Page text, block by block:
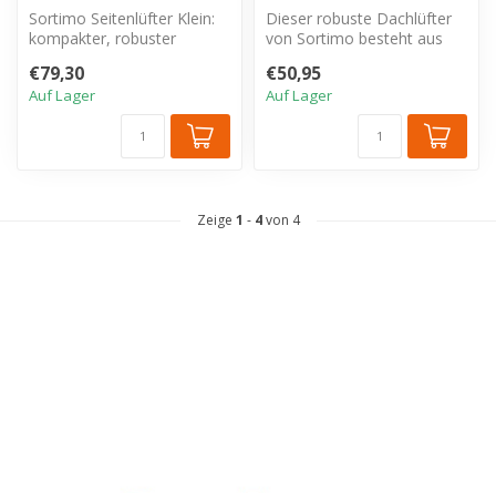
Sortimo Seitenlüfter Klein:
kompakter, robuster
48mm Übers...
€79,30
Auf Lager
Dieser robuste Dachlüfter
von Sortimo besteht aus
beständigem u...
€50,95
Auf Lager
Zeige 1 - 4von 4